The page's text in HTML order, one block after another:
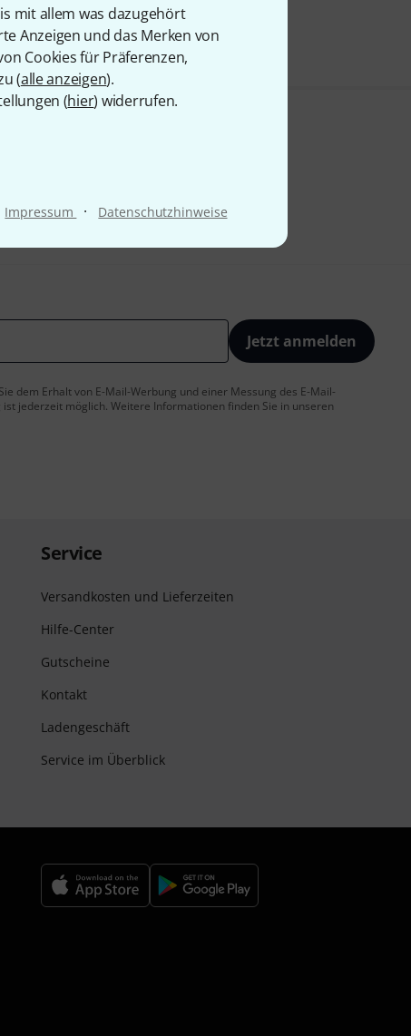
mit allem was dazugehört
Anzeigen und das Merken von
Cookies für Präferenzen,
(alle anzeigen).
(hier) widerrufen.
Impressum · Datenschutzhinweise
Jetzt anmelden
dem Erhalt von E-Mail-Werbung und einer Messung des E-Mail-
jederzeit möglich. Weitere Informationen finden Sie in unseren
Service
Versandkosten und Lieferzeiten
Hilfe-Center
Gutscheine
Kontakt
Ladengeschäft
Service im Überblick